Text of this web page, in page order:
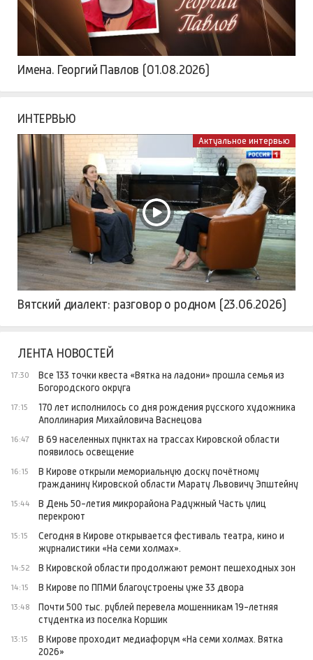
Имена. Георгий Павлов (01.08.2026)
ИНТЕРВЬЮ
Актуальное интервью
Вятский диалект: разговор о родном (23.06.2026)
ЛЕНТА НОВОСТЕЙ
17:30
Все 133 точки квеста «Вятка на ладони» прошла семья из
Богородского округа
17:15
170 лет исполнилось со дня рождения русского художника
Аполлинария Михайловича Васнецова
16:47
В 69 населенных пунктах на трассах Кировской области
появилось освещение
16:15
В Кирове открыли мемориальную доску почётному
гражданину Кировской области Марату Львовичу Эпштейну
15:44
В День 50-летия микрорайона Радужный Часть улиц
перекроют
15:15
Сегодня в Кирове открывается фестиваль театра, кино и
журналистики «На семи холмах».
14:52 В Кировской области продолжают ремонт пешеходных зон
14:15 В Кирове по ППМИ благоустроены уже 33 двора
13:48
Почти 500 тыс. рублей перевела мошенникам 19-летняя
студентка из поселка Коршик
13:15
В Кирове проходит медиафорум «На семи холмах. Вятка
2026»